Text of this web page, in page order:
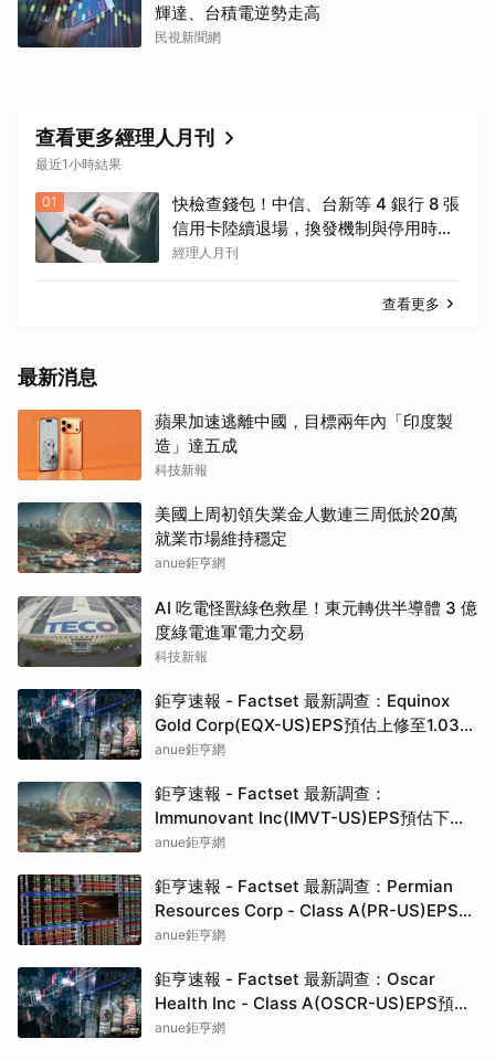
輝達、台積電逆勢走高
民視新聞網
查看更多經理人月刊
最近1小時結果
01
快檢查錢包！中信、台新等 4 銀行 8 張
信用卡陸續退場，換發機制與停用時間
一次看
經理人月刊
查看更多
最新消息
蘋果加速逃離中國，目標兩年內「印度製
造」達五成
科技新報
美國上周初領失業金人數連三周低於20萬
就業市場維持穩定
anue鉅亨網
AI 吃電怪獸綠色救星！東元轉供半導體 3 億
度綠電進軍電力交易
科技新報
鉅亨速報 - Factset 最新調查：Equinox
Gold Corp(EQX-US)EPS預估上修至1.03
元，預估目標價為16.03元
anue鉅亨網
鉅亨速報 - Factset 最新調查：
Immunovant Inc(IMVT-US)EPS預估下修
至-2.7元，預估目標價為48.50元
anue鉅亨網
鉅亨速報 - Factset 最新調查：Permian
Resources Corp - Class A(PR-US)EPS預
估上修至1.7元，預估目標價為25.00元
anue鉅亨網
鉅亨速報 - Factset 最新調查：Oscar
Health Inc - Class A(OSCR-US)EPS預估
上修至1.13元，預估目標價為25.00元
anue鉅亨網